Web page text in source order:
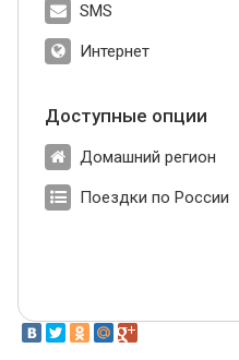
SMS
Интернет
Доступные опции
Домашний регион
Поездки по России